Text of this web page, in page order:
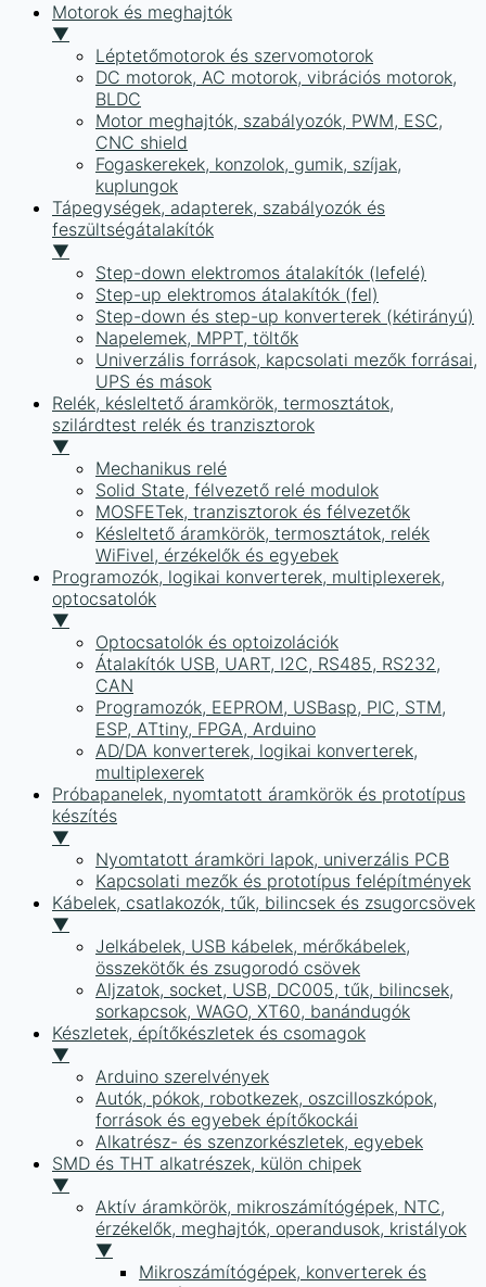
Motorok és meghajtók
▼
Léptetőmotorok és szervomotorok
DC motorok, AC motorok, vibrációs motorok,
BLDC
Motor meghajtók, szabályozók, PWM, ESC,
CNC shield
Fogaskerekek, konzolok, gumik, szíjak,
kuplungok
Tápegységek, adapterek, szabályozók és
feszültségátalakítók
▼
Step-down elektromos átalakítók (lefelé)
Step-up elektromos átalakítók (fel)
Step-down és step-up konverterek (kétirányú)
Napelemek, MPPT, töltők
Univerzális források, kapcsolati mezők forrásai,
UPS és mások
Relék, késleltető áramkörök, termosztátok,
szilárdtest relék és tranzisztorok
▼
Mechanikus relé
Solid State, félvezető relé modulok
MOSFETek, tranzisztorok és félvezetők
Késleltető áramkörök, termosztátok, relék
WiFivel, érzékelők és egyebek
Programozók, logikai konverterek, multiplexerek,
optocsatolók
▼
Optocsatolók és optoizolációk
Átalakítók USB, UART, I2C, RS485, RS232,
CAN
Programozók, EEPROM, USBasp, PIC, STM,
ESP, ATtiny, FPGA, Arduino
AD/DA konverterek, logikai konverterek,
multiplexerek
Próbapanelek, nyomtatott áramkörök és prototípus
készítés
▼
Nyomtatott áramköri lapok, univerzális PCB
Kapcsolati mezők és prototípus felépítmények
Kábelek, csatlakozók, tűk, bilincsek és zsugorcsövek
▼
Jelkábelek, USB kábelek, mérőkábelek,
összekötők és zsugorodó csövek
Aljzatok, socket, USB, DC005, tűk, bilincsek,
sorkapcsok, WAGO, XT60, banándugók
Készletek, építőkészletek és csomagok
▼
Arduino szerelvények
Autók, pókok, robotkezek, oszcilloszkópok,
források és egyebek építőkockái
Alkatrész- és szenzorkészletek, egyebek
SMD és THT alkatrészek, külön chipek
▼
Aktív áramkörök, mikroszámítógépek, NTC,
érzékelők, meghajtók, operandusok, kristályok
▼
Mikroszámítógépek, konverterek és